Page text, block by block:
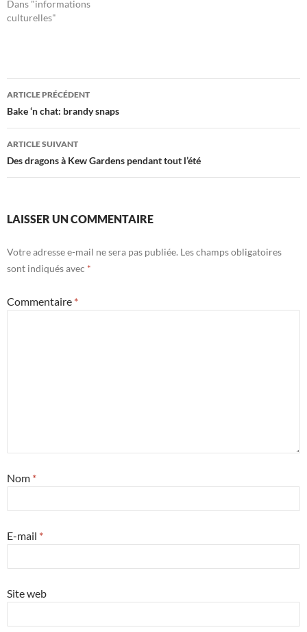
Dans "informations
culturelles"
Navigation
des
articles
ARTICLE PRÉCÉDENT
Bake ‘n chat: brandy snaps
ARTICLE SUIVANT
Des dragons à Kew Gardens pendant tout l’été
LAISSER UN COMMENTAIRE
Votre adresse e-mail ne sera pas publiée. Les champs obligatoires
sont indiqués avec *
Commentaire *
Nom *
E-mail *
Site web